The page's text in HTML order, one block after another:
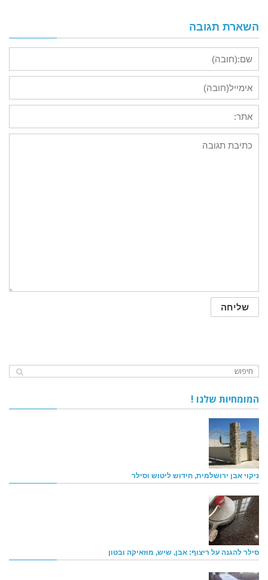
השארת תגובה
המומחיות שלנו !
ניקוי אבן ירושלמית, חידוש ליטוש וסילר
סילר להגנה על ריצוף: אבן, שיש, מוזאיקה ובטון